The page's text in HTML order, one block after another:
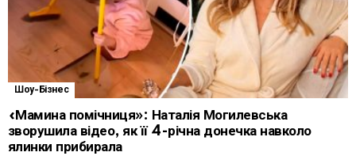
Шоу-Бізнес
«Мамина помічниця»: Наталія Могилевська
зворушила відео, як її 4-річна донечка навколо
ялинки прибирала